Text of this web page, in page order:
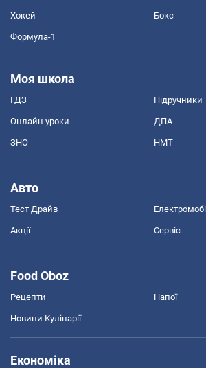
Хокей Бокс
Формула-1
Моя школа
ГДЗ Підручники
Онлайн уроки ДПА
ЗНО НМТ
Авто
Тест Драйв
Акції Сервіс
Food Oboz
Рецепти Напої
Новини Кулінарії
Економіка